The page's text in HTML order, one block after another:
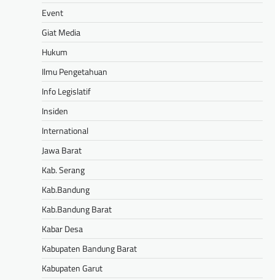
Event
Giat Media
Hukum
Ilmu Pengetahuan
Info Legislatif
Insiden
International
Jawa Barat
Kab. Serang
Kab.Bandung
Kab.Bandung Barat
Kabar Desa
Kabupaten Bandung Barat
Kabupaten Garut